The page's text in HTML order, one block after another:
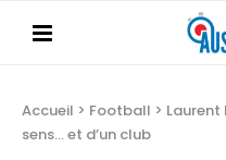
Accueil > Football > Laurent
sens… et d’un club